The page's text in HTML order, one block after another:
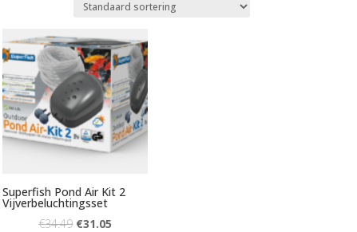
Superfish Pond Air Kit 2
Vijverbeluchtingsset
€34.49 €31.05